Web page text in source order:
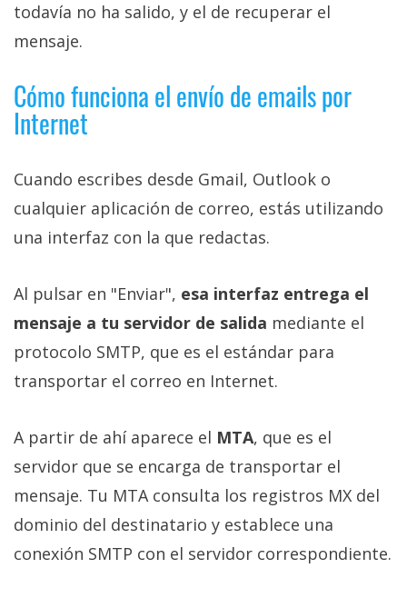
todavía no ha salido, y el de recuperar el
mensaje.
Cómo funciona el envío de emails por
Internet
Cuando escribes desde Gmail, Outlook o
cualquier aplicación de correo, estás utilizando
una interfaz con la que redactas.
Al pulsar en "Enviar", esa interfaz entrega el
mensaje a tu servidor de salida mediante el
protocolo SMTP, que es el estándar para
transportar el correo en Internet.
A partir de ahí aparece el MTA, que es el
servidor que se encarga de transportar el
mensaje. Tu MTA consulta los registros MX del
dominio del destinatario y establece una
conexión SMTP con el servidor correspondiente.